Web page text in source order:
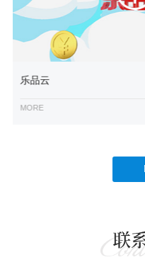
乐品云
MORE